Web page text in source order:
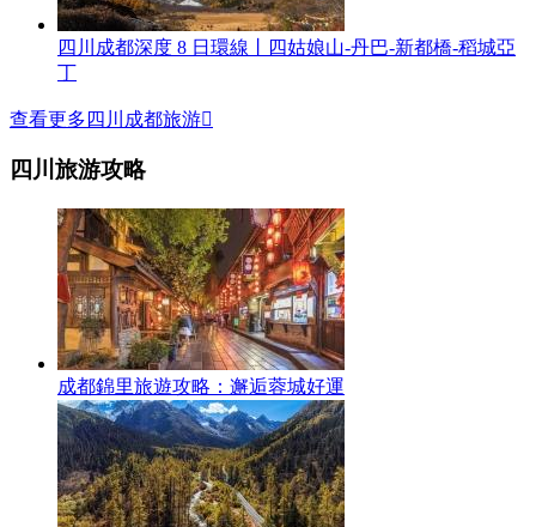
四川成都深度 8 日環線丨四姑娘山-丹巴-新都橋-稻城亞
丁
查看更多四川成都旅游
四川旅游攻略
成都錦里旅遊攻略：邂逅蓉城好運